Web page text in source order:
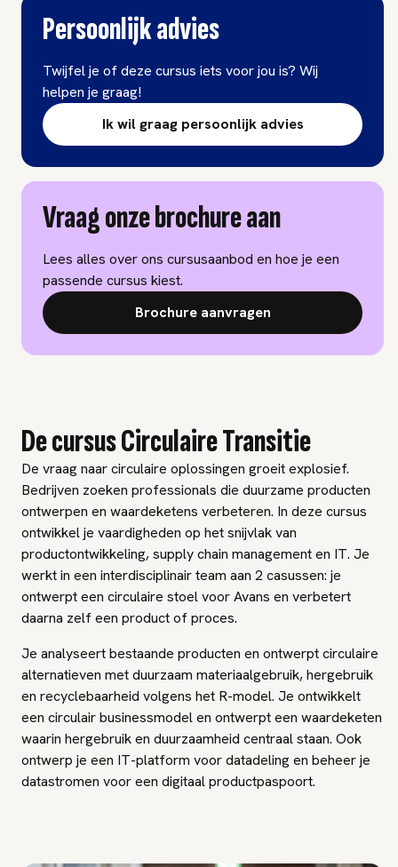
Persoonlijk advies
Twijfel je of deze cursus iets voor jou is? Wij
helpen je graag!
Ik wil graag persoonlijk advies
Vraag onze brochure aan
Lees alles over ons cursusaanbod en hoe je een
passende cursus kiest.
Brochure aanvragen
De cursus Circulaire Transitie
De vraag naar circulaire oplossingen groeit explosief.
Bedrijven zoeken professionals die duurzame producten
ontwerpen en waardeketens verbeteren. In deze cursus
ontwikkel je vaardigheden op het snijvlak van
productontwikkeling, supply chain management en IT. Je
werkt in een interdisciplinair team aan 2 casussen: je
ontwerpt een circulaire stoel voor Avans en verbetert
daarna zelf een product of proces.
Je analyseert bestaande producten en ontwerpt circulaire
alternatieven met duurzaam materiaalgebruik, hergebruik
en recyclebaarheid volgens het R-model. Je ontwikkelt
een circulair businessmodel en ontwerpt een waardeketen
waarin hergebruik en duurzaamheid centraal staan. Ook
ontwerp je een IT-platform voor datadeling en beheer je
datastromen voor een digitaal productpaspoort.